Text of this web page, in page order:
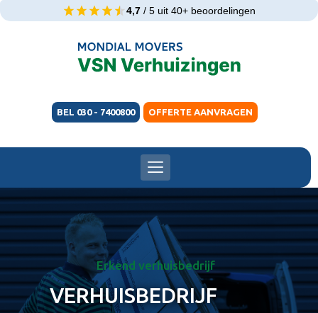
4,7 / 5 uit 40+ beoordelingen
BEL 030 - 7400800 OFFERTE AANVRAGEN
Erkend verhuisbedrijf
VERHUISBEDRIJF